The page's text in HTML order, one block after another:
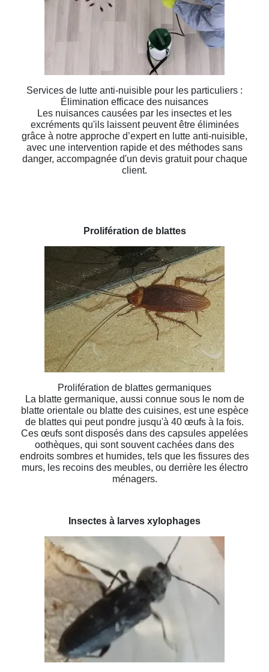
Services de lutte anti-nuisible pour les particuliers :
Élimination efficace des nuisances
Les nuisances causées par les insectes et les
excréments qu'ils laissent peuvent être éliminées
grâce à notre approche d’expert en lutte anti-nuisible,
avec une intervention rapide et des méthodes sans
danger, accompagnée d'un devis gratuit pour chaque
client.
Prolifération de blattes
Prolifération de blattes germaniques
La blatte germanique, aussi connue sous le nom de
blatte orientale ou blatte des cuisines, est une espèce
de blattes qui peut pondre jusqu'à 40 œufs à la fois.
Ces œufs sont disposés dans des capsules appelées
oothèques, qui sont souvent cachées dans des
endroits sombres et humides, tels que les fissures des
murs, les recoins des meubles, ou derrière les électro
ménagers.
Insectes à larves xylophages